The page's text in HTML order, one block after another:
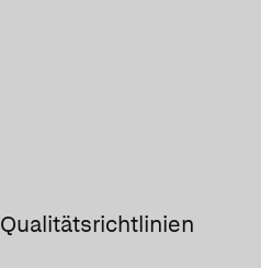
Qualitätsrichtlinien